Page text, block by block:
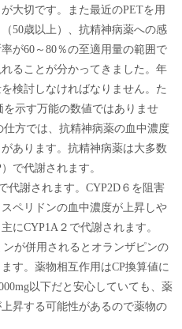
大切です。また最近のPETを用
50歳以上）、抗精神病薬への感
が60～80％の至適用量の範囲で
ることが分かってきました。年
検討しなければなりません。た
示す万能の数値ではありませ
方では、抗精神病薬の血中濃度
あります。抗精神病薬は大多数
で代謝されます。
代謝されます。CYP2D６を阻害
ペリドンの血中濃度が上昇しや
にCYP1A２で代謝されます。
が併用されるとオランザピンの
す。薬物相互作用はCP換算値に
以下だと安心していても、薬
昇する可能性があるので薬物の